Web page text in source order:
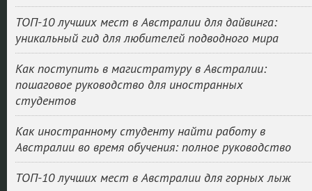
ТОП-10 лучших мест в Австралии для дайвинга:
уникальный гид для любителей подводного мира
Как поступить в магистратуру в Австралии:
пошаговое руководство для иностранных
студентов
Как иностранному студенту найти работу в
Австралии во время обучения: полное руководство
ТОП-10 лучших мест в Австралии для горных лыж